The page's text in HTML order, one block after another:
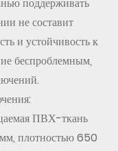
не составит
и устойчивость к
беспроблемным,
ПВХ-ткань
плотностью 650